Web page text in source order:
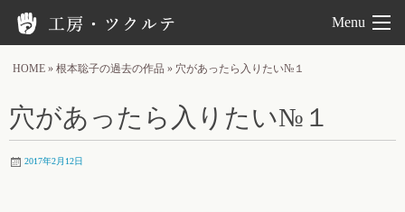
Menu
HOME » 根本聡子の過去の作品 » 穴があったら入りたい№１
穴があったら入りたい№１
2017年2月12日